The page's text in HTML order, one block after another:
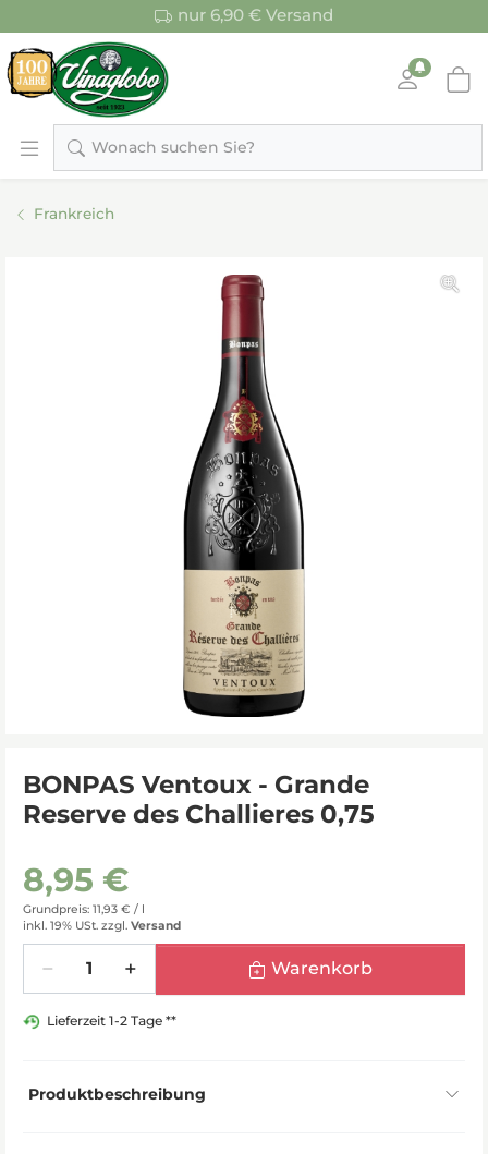
nur 6,90 € Versand
Wonach suchen Sie?
Frankreich
BONPAS Ventoux - Grande
Reserve des Challieres 0,75
8,95 €
Grundpreis: 11,93 € / l
inkl. 19% USt. zzgl. Versand
Warenkorb
Lieferzeit 1-2 Tage **
Produktbeschreibung